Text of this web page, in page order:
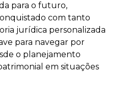
para o futuro,
com tanto
jurídica personalizada
para navegar por
o planejamento
em situações